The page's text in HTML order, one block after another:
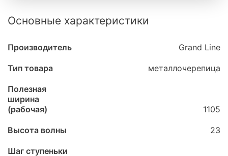
Основные характеристики
Производитель Grand Line
Тип товара металлочерепица
Полезная
ширина
(рабочая)
1105
Высота волны 23
Шаг ступеньки